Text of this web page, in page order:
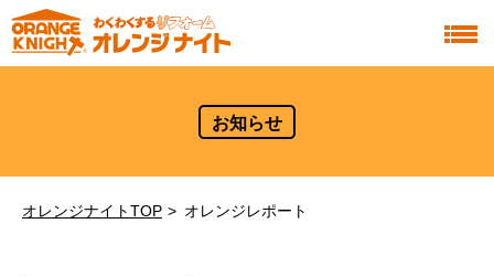
お知らせ
オレンジナイトTOP オレンジレポート